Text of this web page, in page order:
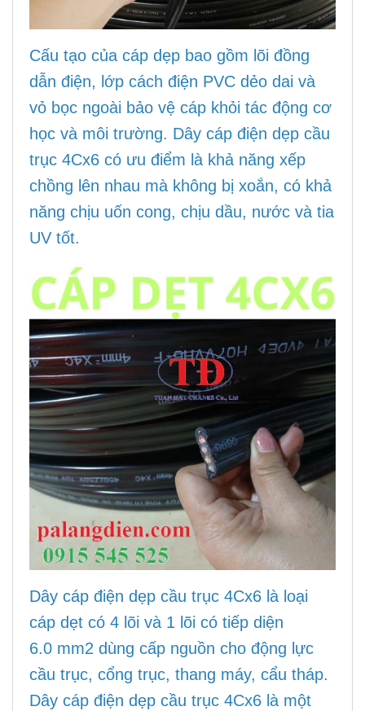
Cấu tạo của cáp dẹp bao gồm lõi đồng
dẫn điện, lớp cách điện PVC dẻo dai và
vỏ bọc ngoài bảo vệ cáp khỏi tác động cơ
học và môi trường. Dây cáp điện dẹp cầu
trục 4Cx6 có ưu điểm là khả năng xếp
chồng lên nhau mà không bị xoắn, có khả
năng chịu uốn cong, chịu dầu, nước và tia
UV tốt.
Dây cáp điện dẹp cầu trục 4Cx6 là loại
cáp dẹt có 4 lõi và 1 lõi có tiếp diện
6.0 mm2 dùng cấp nguồn cho động lực
cầu trục, cổng trục, thang máy, cẩu tháp.
Dây cáp điện dẹp cầu trục 4Cx6 là một